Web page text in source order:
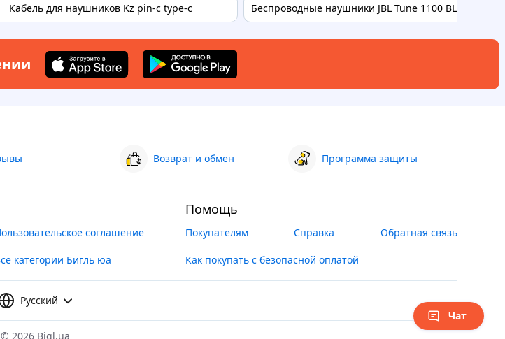
Кабель для наушников Kz pin-c type-c Беспроводные наушники JBL Tune 1100 BLUE
Возврат и обмен Программа защиты
соглашение
категории Бигль юа
Помощь
Покупателям Справка Обратная связь
Как покупать с безопасной оплатой
Русский
© 2026 Bigl.ua
Чат